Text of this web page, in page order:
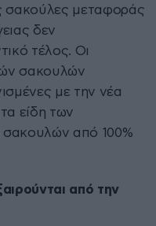
σακούλες μεταφοράς
δεν
τέλος. Οι
σακουλών
με την νέα
είδη των
από 100%
από την